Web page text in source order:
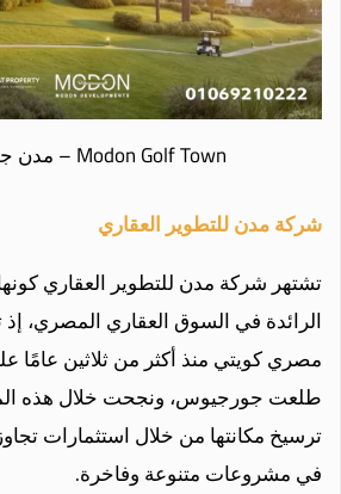
Modon Golf Town – مدن جولف تاون
شركة مدن للتطوير العقاري
تشتهر شركة مدن للتطوير العقاري
الرائدة في السوق العقاري المصري،
مصري كويتي منذ أكثر من ثلاثين عامًا
طلعت جورجيوس، ونجحت خلال هذه
في مشروعات متنوعة وفاخرة.